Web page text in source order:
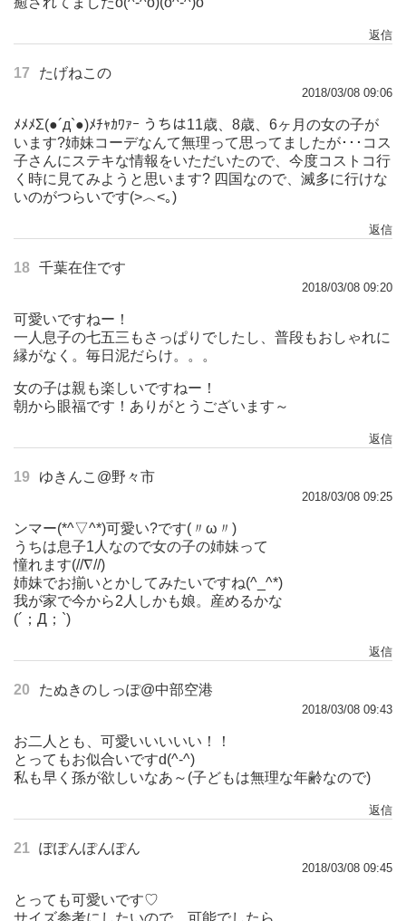
返信
17 たげねこの
2018/03/08 09:06
ﾒﾒﾒΣ(●´д`●)ﾒﾁｬｶﾜｧｰ うちは11歳、8歳、6ヶ月の女の子が
います?姉妹コーデなんて無理って思ってましたが･･･コス
子さんにステキな情報をいただいたので、今度コストコ行
く時に見てみようと思います? 四国なので、滅多に行けな
いのがつらいです(>︿<｡)
返信
18 千葉在住です
2018/03/08 09:20
可愛いですねー！
一人息子の七五三もさっぱりでしたし、普段もおしゃれに
縁がなく。毎日泥だらけ。。。
女の子は親も楽しいですねー！
朝から眼福です！ありがとうございます～
返信
19 ゆきんこ@野々市
2018/03/08 09:25
ンマー(*^▽^*)可愛い?です(〃ω〃)
うちは息子1人なので女の子の姉妹って
憧れます(//∇//)
姉妹でお揃いとかしてみたいですね(^_^*)
我が家で今から2人しかも娘。産めるかな
(´；Д；`)
返信
20 たぬきのしっぽ@中部空港
2018/03/08 09:43
お二人とも、可愛いいいいい！！
とってもお似合いですd(^-^)
私も早く孫が欲しいなあ～(子どもは無理な年齢なので)
返信
21 ぽぽんぽんぽん
2018/03/08 09:45
とっても可愛いです♡
サイズ参考にしたいので、可能でしたら